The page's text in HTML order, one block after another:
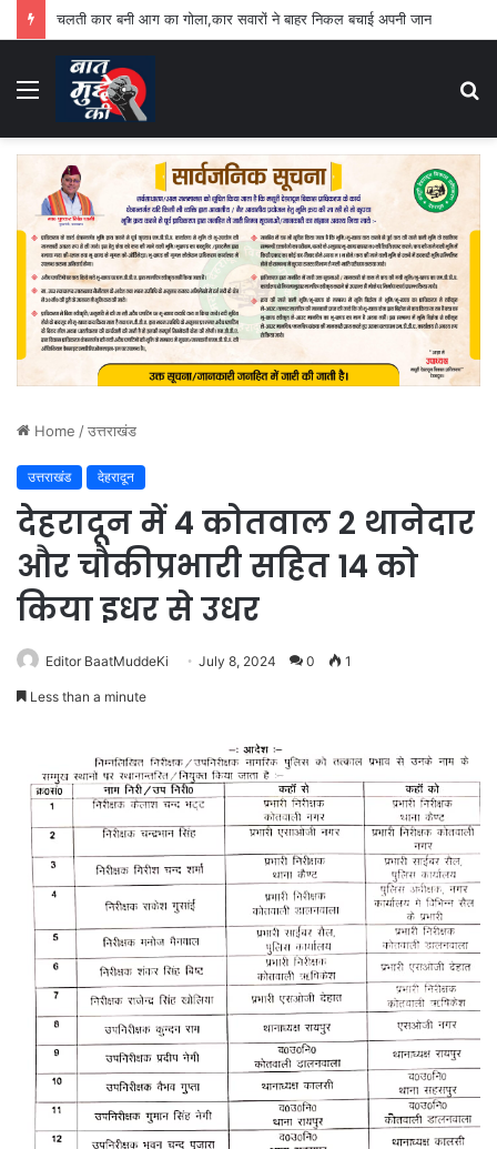
चलती कार बनी आग का गोला,कार सवारों ने बाहर निकल बचाई अपनी जान
Menu
Home /उत्तराखंड
उत्तराखंड देहरादून
देहरादून में 4 कोतवाल 2 थानेदार
और चौकीप्रभारी सहित 14 को
किया इधर से उधर
Editor BaatMuddeKi July 8, 2024 0 1
Less than a minute